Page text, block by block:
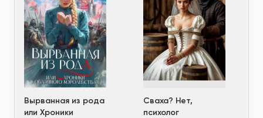
Вырванная из рода
или Хроники
Сваха? Нет,
психолог